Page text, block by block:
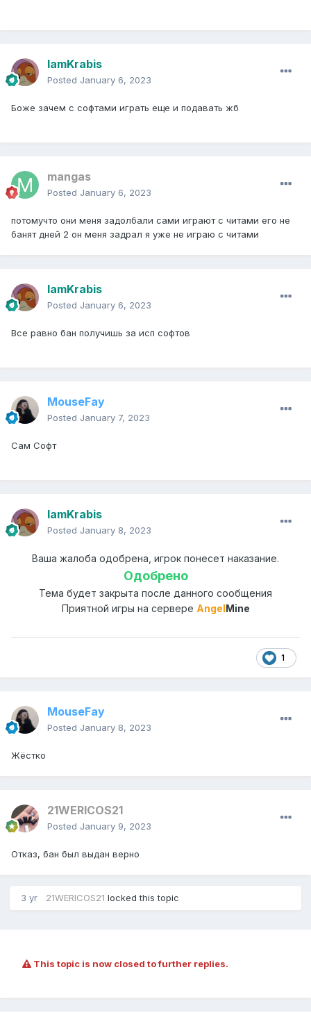
IamKrabis
Posted January 6, 2023
Боже зачем с софтами играть еще и подавать жб
mangas
Posted January 6, 2023
потомучто они меня задолбали сами играют с читами его не
банят дней 2 он меня задрал я уже не играю с читами
IamKrabis
Posted January 6, 2023
Все равно бан получишь за исп софтов
MouseFay
Posted January 7, 2023
Сам Софт
IamKrabis
Posted January 8, 2023
Ваша жалоба одобрена, игрок понесет наказание.
Одобрено
Тема будет закрыта после данного сообщения
Приятной игры на сервере AngelMine
1
MouseFay
Posted January 8, 2023
Жëстко
21WERICOS21
Posted January 9, 2023
Отказ, бан был выдан верно
3 yr 21WERICOS21 locked this topic
This topic is now closed to further replies.